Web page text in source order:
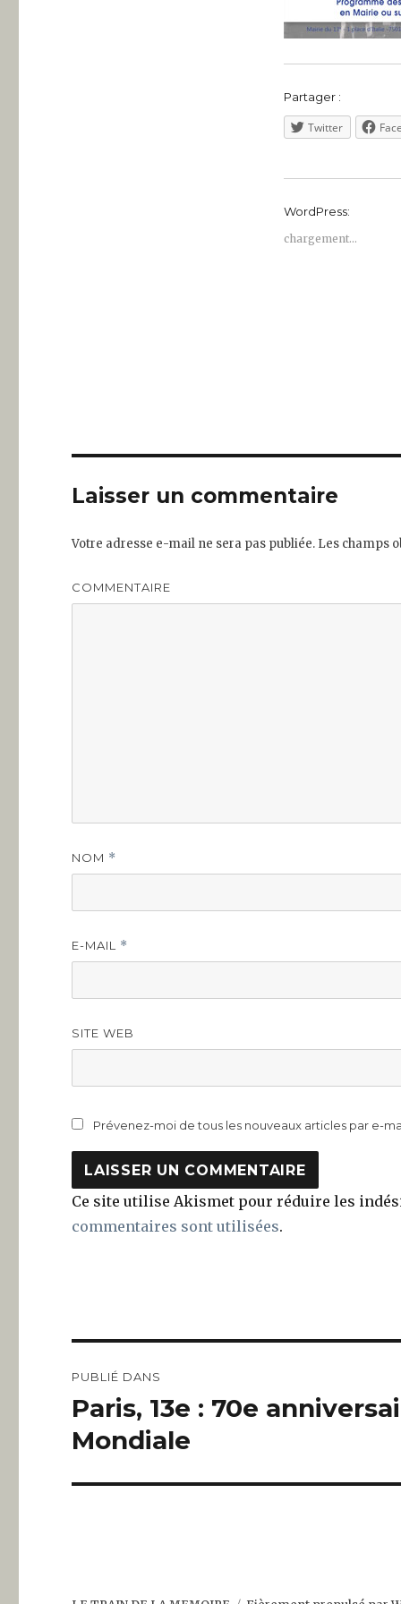
Partager :
Twitter
WordPress:
chargement…
Laisser un commentaire
Votre adresse e-mail ne sera pas publiée. Les champs
COMMENTAIRE
NOM *
E-MAIL *
SITE WEB
Prévenez-moi de tous les nouveaux articles par e-
Ce site utilise Akismet pour réduire les
commentaires sont utilisées.
de
l’article
PUBLIÉ DANS
Paris, 13e : 70e
Mondiale